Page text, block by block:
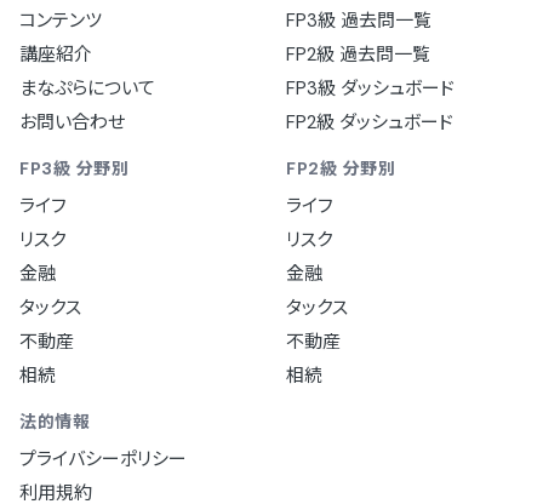
コンテンツ
講座紹介
まなぷらについて
お問い合わせ
FP3級 過去問一覧
FP2級 過去問一覧
FP3級 ダッシュボード
FP2級 ダッシュボード
FP3級 分野別
ライフ
リスク
金融
タックス
不動産
相続
FP2級 分野別
ライフ
リスク
金融
タックス
不動産
相続
法的情報
プライバシーポリシー
利用規約